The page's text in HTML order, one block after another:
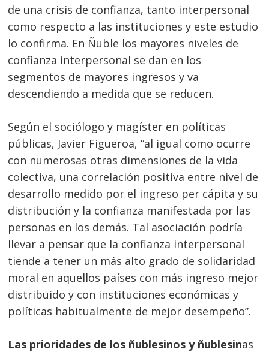
de una crisis de confianza, tanto interpersonal
como respecto a las instituciones y este estudio
lo confirma. En Ñuble los mayores niveles de
confianza interpersonal se dan en los
segmentos de mayores ingresos y va
descendiendo a medida que se reducen.
Según el sociólogo y magíster en políticas
públicas, Javier Figueroa, “al igual como ocurre
con numerosas otras dimensiones de la vida
colectiva, una correlación positiva entre nivel de
desarrollo medido por el ingreso per cápita y su
distribución y la confianza manifestada por las
personas en los demás. Tal asociación podría
llevar a pensar que la confianza interpersonal
tiende a tener un más alto grado de solidaridad
moral en aquellos países con más ingreso mejor
distribuido y con instituciones económicas y
políticas habitualmente de mejor desempeño”.
Las prioridades de los ñublesinos y ñublesinas